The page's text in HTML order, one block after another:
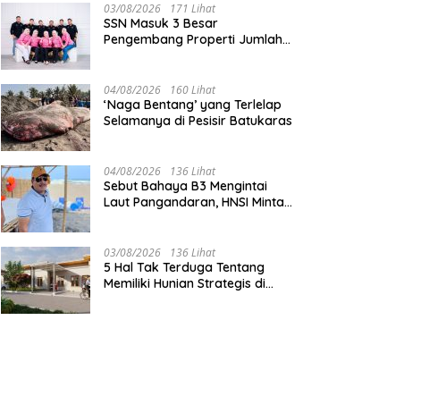
03/08/2026 171 Lihat
SSN Masuk 3 Besar
Pengembang Properti Jumlah
04/08/2026 160 Lihat
‘Naga Bentang’ yang Terlelap
Selamanya di Pesisir Batukaras
04/08/2026 136 Lihat
Sebut Bahaya B3 Mengintai
Laut Pangandaran, HNSI Minta
03/08/2026 136 Lihat
5 Hal Tak Terduga Tentang
Memiliki Hunian Strategis di